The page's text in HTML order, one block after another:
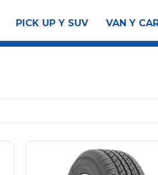
PICK UP Y SUV VAN Y